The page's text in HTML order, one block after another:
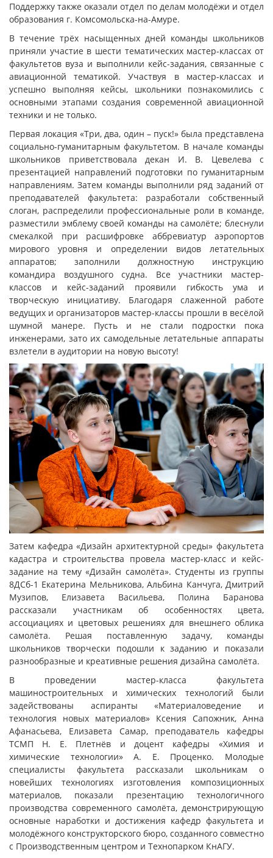
Поддержку также оказали отдел по делам молодёжи и отдел
образования г. Комсомольска-на-Амуре.
В течение трёх насыщенных дней команды школьников
приняли участие в шести тематических мастер-классах от
факультетов вуза и выполнили кейс-задания, связанные с
авиационной тематикой. Участвуя в мастер-классах и
успешно выполняя кейсы, школьники познакомились с
основными этапами создания современной авиационной
техники и не только.
Первая локация «Три, два, один – пуск!» была представлена
социально-гуманитарным факультетом. В начале команды
школьников приветствовала декан И. В. Цевелева с
презентацией направлений подготовки по гуманитарным
направлениям. Затем команды выполнили ряд заданий от
преподавателей факультета: разработали собственный
слоган, распределили профессиональные роли в команде,
разместили эмблему своей команды на самолёте; блеснули
смекалкой при расшифровке аббревиатур аэропортов
мирового уровня и определении видов летательных
аппаратов; заполнили должностную инструкцию
командира воздушного судна. Все участники мастер-
классов и кейс-заданий проявили гибкость ума и
творческую инициативу. Благодаря слаженной работе
ведущих и организаторов мастер-классы прошли в весёлой
шумной манере. Пусть и не стали подростки пока
инженерами, зато их самодельные летательные аппараты
взлетели в аудитории на новую высоту!
Затем кафедра «Дизайн архитектурной среды» факультета
кадастра и строительства провела мастер-класс и кейс-
задание на тему «Дизайн самолёта». Студенты из группы
8ДСб-1 Екатерина Мельникова, Альбина Канчуга, Дмитрий
Музипов, Елизавета Васильева, Полина Баранова
рассказали участникам об особенностях цвета,
ассоциациях и цветовых решениях для внешнего облика
самолёта. Решая поставленную задачу, команды
школьников творчески подошли к заданию и показали
разнообразные и креативные решения дизайна самолёта.
В проведении мастер-класса факультета
машиностроительных и химических технологий были
задействованы аспиранты «Материаловедение и
технология новых материалов» Ксения Сапожник, Анна
Афанасьева, Елизавета Самар, преподаватель кафедры
ТСМП Н. Е. Плетнёв и доцент кафедры «Химия и
химические технологии» А. Е. Проценко. Молодые
специалисты факультета рассказали школьникам о
новейших технологиях изготовления композиционных
материалов, показали презентацию технологичного
производства современного самолёта, демонстрирующую
основные наработки и достижения кафедр факультета и
молодёжного конструкторского бюро, созданного совместно
с Производственным центром и Технопарком КнАГУ.